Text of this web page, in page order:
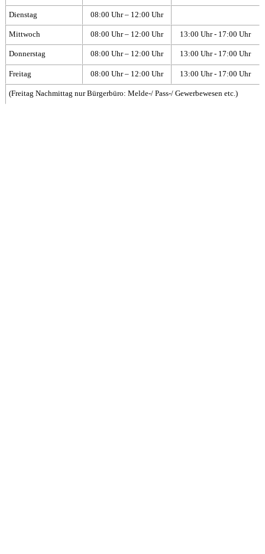
Dienstag 08:00 Uhr – 12:00 Uhr
Mittwoch 08:00 Uhr – 12:00 Uhr 13:00 Uhr - 17:00 Uhr
Donnerstag 08:00 Uhr – 12:00 Uhr 13:00 Uhr - 17:00 Uhr
Freitag 08:00 Uhr – 12:00 Uhr 13:00 Uhr - 17:00 Uhr
(Freitag Nachmittag nur Bürgerbüro: Melde-/ Pass-/ Gewerbewesen etc.)